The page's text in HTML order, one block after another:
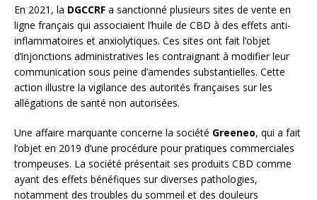
En 2021, la DGCCRF a sanctionné plusieurs sites de vente en
ligne français qui associaient l’huile de CBD à des effets anti-
inflammatoires et anxiolytiques. Ces sites ont fait l’objet
d’injonctions administratives les contraignant à modifier leur
communication sous peine d’amendes substantielles. Cette
action illustre la vigilance des autorités françaises sur les
allégations de santé non autorisées.
Une affaire marquante concerne la société Greeneo, qui a fait
l’objet en 2019 d’une procédure pour pratiques commerciales
trompeuses. La société présentait ses produits CBD comme
ayant des effets bénéfiques sur diverses pathologies,
notamment des troubles du sommeil et des douleurs